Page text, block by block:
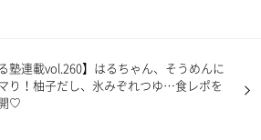
る塾連載vol.260】はるちゃん、そうめんに
り！柚子だし、氷みぞれつゆ…食レポを
♡